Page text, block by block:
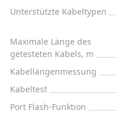
Unterstützte Kabeltypen
Maximale Länge des
getesteten Kabels, m
Kabellängenmessung
Kabeltest
Port Flash-Funktion